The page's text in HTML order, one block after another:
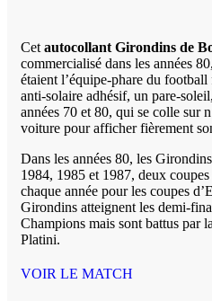
Cet autocollant Girondins de
commercialisé dans les années
étaient l’équipe-phare du football
anti-solaire adhésif, un pare-
années 70 et 80, qui se colle sur
voiture pour afficher fièrement
Dans les années 80, les
1984, 1985 et 1987, deux
chaque année pour les coupes
Girondins atteignent les demi-
Champions mais sont battus par
Platini.
VOIR LE MATCH